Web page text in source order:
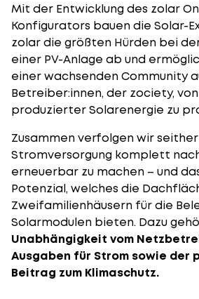
Mit der Entwicklung des zolar
Konfigurators bauen die Solar-
zolar die größten Hürden bei
einer PV-Anlage ab und
einer wachsenden Community
Betreiber:innen, der zociety,
produzierter Solarenergie zu
Zusammen verfolgen wir
Stromversorgung komplett
erneuerbar zu machen – und
Potenzial, welches die
Zweifamilienhäusern für die
Solarmodulen bieten. Dazu
Unabhängigkeit vom
Ausgaben für Strom sowie der
Beitrag zum Klimaschutz.